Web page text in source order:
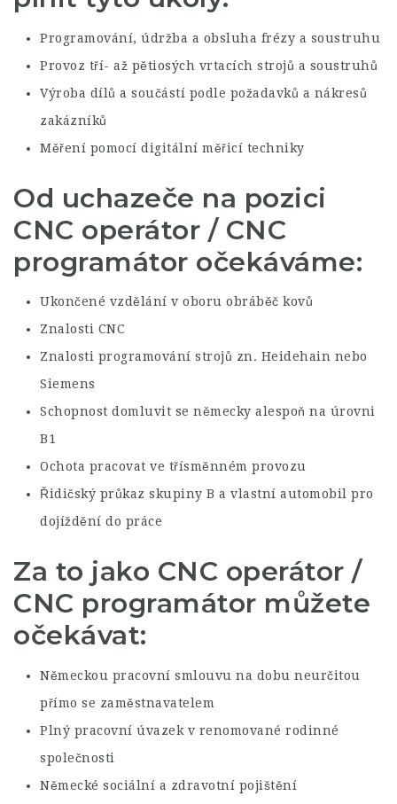
Programování, údržba a obsluha frézy a soustruhu
Provoz tří- až pětiosých vrtacích strojů a soustruhů
Výroba dílů a součástí podle požadavků a nákresů
zakázníků
Měření pomocí digitální měřicí techniky
Od uchazeče na pozici
CNC operátor / CNC
programátor očekáváme:
Ukončené vzdělání v oboru obráběč kovů
Znalosti CNC
Znalosti programování strojů zn. Heidehain nebo
Siemens
Schopnost domluvit se německy alespoň na úrovni
B1
Ochota pracovat ve třísměnném provozu
Řidičský průkaz skupiny B a vlastní automobil pro
dojíždění do práce
Za to jako CNC operátor /
CNC programátor můžete
očekávat:
Německou pracovní smlouvu na dobu neurčitou
přímo se zaměstnavatelem
Plný pracovní úvazek v renomované rodinné
společnosti
Německé sociální a zdravotní pojištění